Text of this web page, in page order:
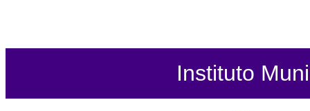
Instituto